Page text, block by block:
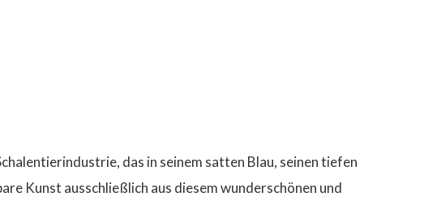
das in seinem satten Blau, seinen tiefen
Kunst ausschließlich aus diesem wunderschönen und